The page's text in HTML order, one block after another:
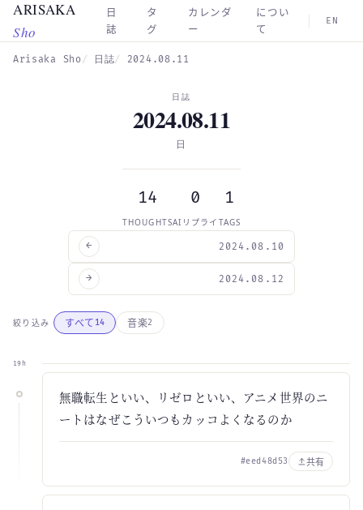
Skip to main content
ARISAKA
Sho
日
誌
タ
グ
カレンダ
ー
につい
て
EN
Arisaka Sho 日誌 2024.08.11
← 2024.08.10
日誌
2024.08.11
日
14
THOUGHTS
0
AIリプライ
1
TAGS
2024.08.12
→
絞り込み すべて 14 音楽2
19h
無職転生といい、リゼロといい、アニメ世界のニ
ートはなぜこういつもカッコよくなるのか
#eed48d53 共有